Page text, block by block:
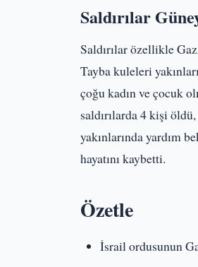
Saldırılar
Saldırılar özellikle
Tayba kuleleri
çoğu kadın ve çocuk
saldırılarda 4 kişi
yakınlarında yardım
hayatını kaybetti.
Özetle
İsrail ordusunun